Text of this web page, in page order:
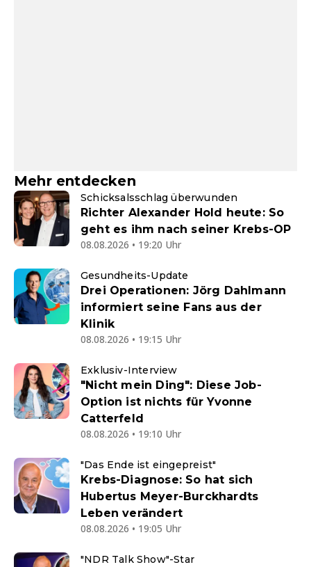
Mehr entdecken
Schicksalsschlag überwunden
Richter Alexander Hold heute: So
geht es ihm nach seiner Krebs-OP
08.08.2026 • 19:20 Uhr
Gesundheits-Update
Drei Operationen: Jörg Dahlmann
informiert seine Fans aus der
Klinik
08.08.2026 • 19:15 Uhr
Exklusiv-Interview
"Nicht mein Ding": Diese Job-
Option ist nichts für Yvonne
Catterfeld
08.08.2026 • 19:10 Uhr
"Das Ende ist eingepreist"
Krebs-Diagnose: So hat sich
Hubertus Meyer-Burckhardts
Leben verändert
08.08.2026 • 19:05 Uhr
"NDR Talk Show"-Star